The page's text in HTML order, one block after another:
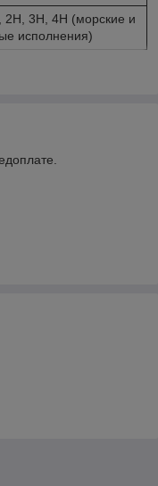
3Н, 4Н (морские и
исполнения)